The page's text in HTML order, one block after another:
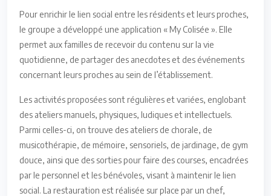
Pour enrichir le lien social entre les résidents et leurs proches,
le groupe a développé une application « My Colisée ». Elle
permet aux familles de recevoir du contenu sur la vie
quotidienne, de partager des anecdotes et des événements
concernant leurs proches au sein de l’établissement.
Les activités proposées sont régulières et variées, englobant
des ateliers manuels, physiques, ludiques et intellectuels.
Parmi celles-ci, on trouve des ateliers de chorale, de
musicothérapie, de mémoire, sensoriels, de jardinage, de gym
douce, ainsi que des sorties pour faire des courses, encadrées
par le personnel et les bénévoles, visant à maintenir le lien
social. La restauration est réalisée sur place par un chef,